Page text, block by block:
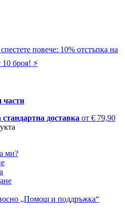
повече: 10% отстъпка на
броя! ⚡️
части
доставка от € 79,90
ми?
„Помощ и поддръжка“